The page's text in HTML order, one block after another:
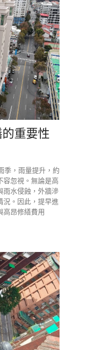
重要性
季，雨量提升，約
容忽視。無論是高
雨水侵蝕，外牆滲
況。因此，提早進
高昂修繕費用